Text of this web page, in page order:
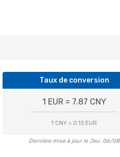
Taux de conversion
1 EUR = 7.87 CNY
1 CNY = 0.13 EUR
Dernière mise à jour le Jeu. 06/08